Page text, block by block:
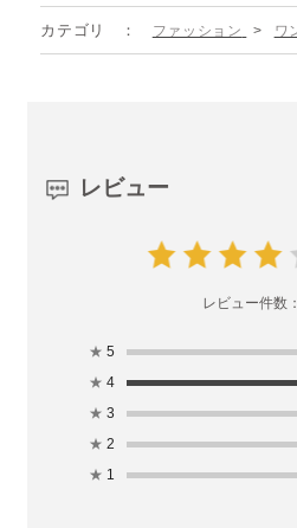
カテゴリ ファッション > ワ
レビュー
レビュー件数：
★ 5
★ 4
★ 3
★ 2
★ 1